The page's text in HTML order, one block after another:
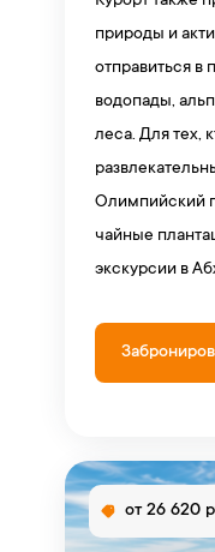
природы и
отправиться в
водопады,
леса. Для тех,
Олимпийский
чайные
экскурсии в
от 26 620